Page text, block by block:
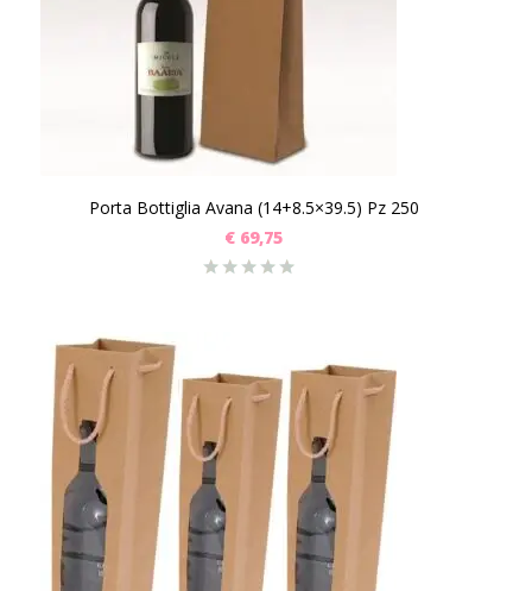
Porta Bottiglia Avana (14+8.5×39.5) Pz 250
€ 69,75